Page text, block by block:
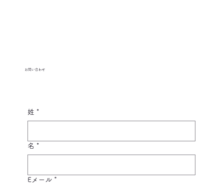
姓 *
名 *
Eメール *
お問い合わせ